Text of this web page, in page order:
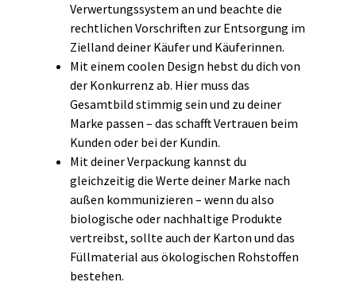
Verwertungssystem an und beachte die
rechtlichen Vorschriften zur Entsorgung im
Zielland deiner Käufer und Käuferinnen.
Mit einem coolen Design hebst du dich von
der Konkurrenz ab. Hier muss das
Gesamtbild stimmig sein und zu deiner
Marke passen – das schafft Vertrauen beim
Kunden oder bei der Kundin.
Mit deiner Verpackung kannst du
gleichzeitig die Werte deiner Marke nach
außen kommunizieren – wenn du also
biologische oder nachhaltige Produkte
vertreibst, sollte auch der Karton und das
Füllmaterial aus ökologischen Rohstoffen
bestehen.